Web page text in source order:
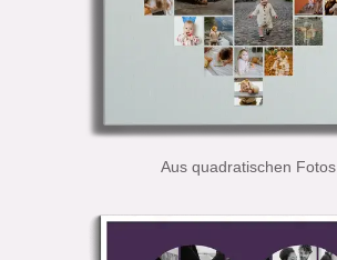
Aus quadratischen Fotos